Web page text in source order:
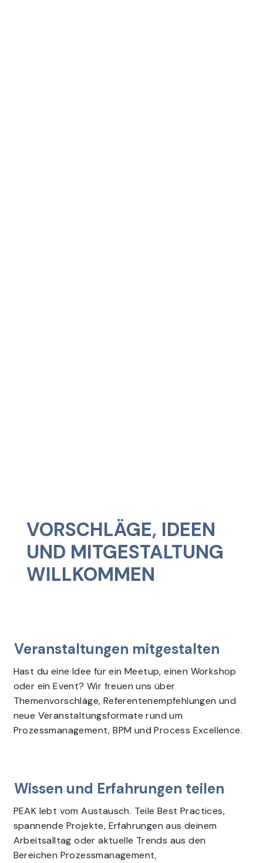
VORSCHLÄGE, IDEEN
UND MITGESTALTUNG
WILLKOMMEN
Veranstaltungen mitgestalten
Hast du eine Idee für ein Meetup, einen Workshop
oder ein Event? Wir freuen uns über
Themenvorschläge, Referentenempfehlungen und
neue Veranstaltungsformate rund um
Prozessmanagement, BPM und Process Excellence.
Wissen und Erfahrungen teilen
PEAK lebt vom Austausch. Teile Best Practices,
spannende Projekte, Erfahrungen aus deinem
Arbeitsalltag oder aktuelle Trends aus den
Bereichen Prozessmanagement,